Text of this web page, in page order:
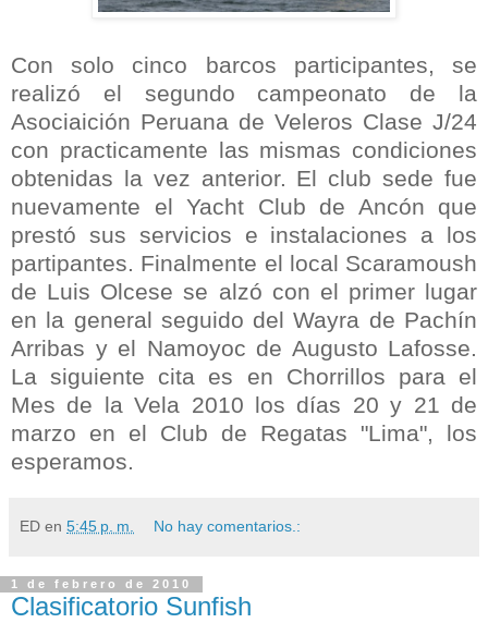
Con solo cinco barcos participantes, se
realizó el segundo campeonato de la
Asociaición Peruana de Veleros Clase J/24
con practicamente las mismas condiciones
obtenidas la vez anterior. El club sede fue
nuevamente el Yacht Club de Ancón que
prestó sus servicios e instalaciones a los
partipantes. Finalmente el local Scaramoush
de Luis Olcese se alzó con el primer lugar
en la general seguido del Wayra de Pachín
Arribas y el Namoyoc de Augusto Lafosse.
La siguiente cita es en Chorrillos para el
Mes de la Vela 2010 los días 20 y 21 de
marzo en el Club de Regatas "Lima", los
esperamos.
ED en 5:45 p. m. No hay comentarios.:
1 de febrero de 2010
Clasificatorio Sunfish